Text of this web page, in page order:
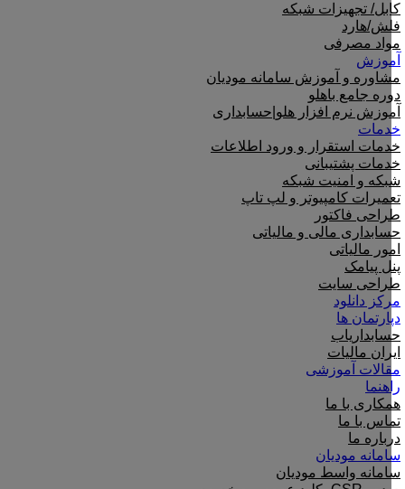
کابل/ تجهیزات شبکه
فلش/هارد
مواد مصرفی
آموزش
مشاوره و آموزش سامانه مودیان
دوره جامع باهلو
آموزش نرم افزار هلو|حسابداری
خدمات
خدمات استقرار و ورود اطلاعات
خدمات پشتیبانی
شبکه و امنیت شبکه
تعمیرات کامپیوتر و لپ تاپ
طراحی فاکتور
حسابداری مالی و مالیاتی
امور مالیاتی
پنل پیامک
طراحی سایت
مرکز دانلود
دپارتمان ها
حسابداریاب
ایران مالیات
مقالات آموزشی
راهنما
همکاری با ما
تماس با ما
درباره ما
سامانه مودیان
سامانه واسط مودیان